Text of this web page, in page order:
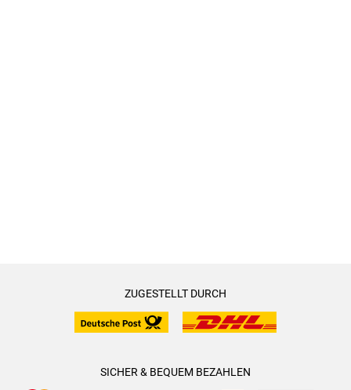
ZUGESTELLT DURCH
SICHER & BEQUEM BEZAHLEN